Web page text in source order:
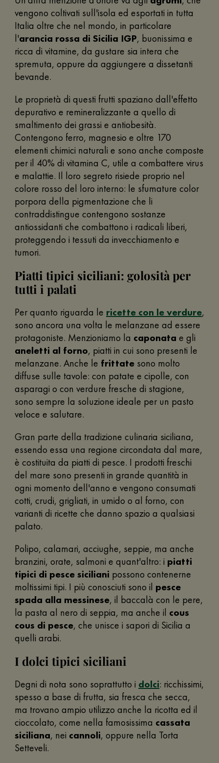
vengono coltivati sull'isola ed esportati in tutta
Italia oltre che nel mondo, in particolare
l'arancia rossa di Sicilia IGP, buonissima e
ricca di vitamine, da gustare sia intera che
spremuta, oppure da aggiungere a dissetanti
bevande.
Le proprietà di questi frutti spaziano dall'effetto
depurativo e remineralizzante a quello di
smaltimento dei grassi e antiobesità.
Contengono ferro, magnesio e oltre 170
elementi chimici naturali e sono anche composte
per il 40% di vitamina C, utile a combattere virus
e malattie. Il loro segreto risiede proprio nel
colore rosso del loro interno: le sfumature color
porpora della pigmentazione che li
contraddistingue contengono sostanze
antiossidanti che combattono i radicali liberi,
proteggendo i tessuti da invecchiamento e
tumori.
Piatti tipici siciliani: golosità per
tutti i palati
Per quanto riguarda le ricette con le verdure,
sono ancora una volta le melanzane ad essere
protagoniste. Menzioniamo la caponata e gli
aneletti al forno, piatti in cui sono presenti le
melanzane. Anche le frittate sono molto
diffuse sulle tavole: con patate e cipolle, con
asparagi o con verdure fresche di stagione,
sono sempre la soluzione ideale per un pasto
veloce e salutare.
Gran parte della tradizione culinaria siciliana,
essendo essa una regione circondata dal mare,
è costituita da piatti di pesce. I prodotti freschi
del mare sono presenti in grande quantità in
ogni momento dell'anno e vengono consumati
cotti, crudi, grigliati, in umido o al forno, con
varianti di ricette che danno spazio a qualsiasi
palato.
Polipo, calamari, acciughe, seppie, ma anche
branzini, orate, salmoni e quant'altro: i piatti
tipici di pesce siciliani possono contenerne
moltissimi tipi. I più conosciuti sono il pesce
spada alla messinese, il baccalà con le pere,
la pasta al nero di seppia, ma anche il cous
cous di pesce, che unisce i sapori di Sicilia a
quelli arabi.
I dolci tipici siciliani
Degni di nota sono soprattutto i dolci: ricchissimi,
spesso a base di frutta, sia fresca che secca,
ma trovano ampio utilizzo anche la ricotta ed il
cioccolato, come nella famosissima cassata
siciliana, nei cannoli, oppure nella Torta
Setteveli.